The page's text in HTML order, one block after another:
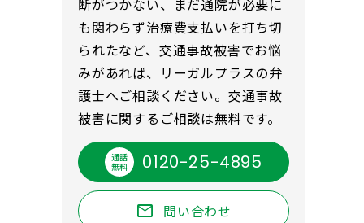
断がつかない、まだ通院が必要に
も関わらず治療費支払いを打ち切
られたなど、交通事故被害でお悩
みがあれば、リーガルプラスの弁
護士へご相談ください。交通事故
被害に関するご相談は無料です。
通話
無料
0120-25-4895
mail 問い合わせ